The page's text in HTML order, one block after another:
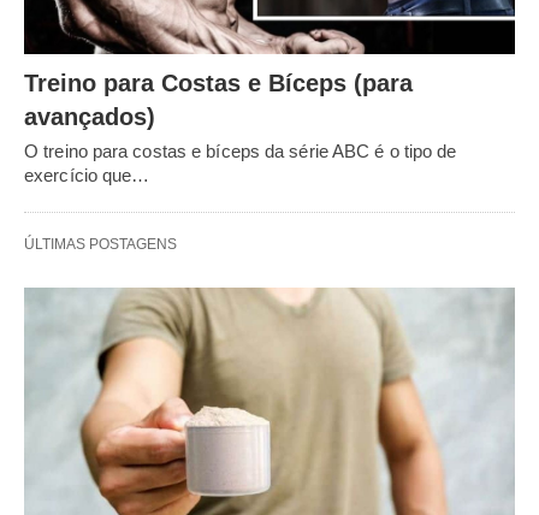
Treino para Costas e Bíceps (para
avançados)
O treino para costas e bíceps da série ABC é o tipo de
exercício que…
ÚLTIMAS POSTAGENS